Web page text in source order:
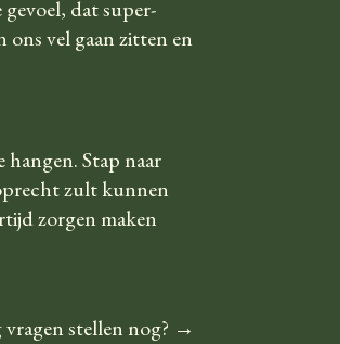
dat super-
vel gaan zitten en
hangen. Stap naar
zult kunnen
zorgen maken
stellen nog? →